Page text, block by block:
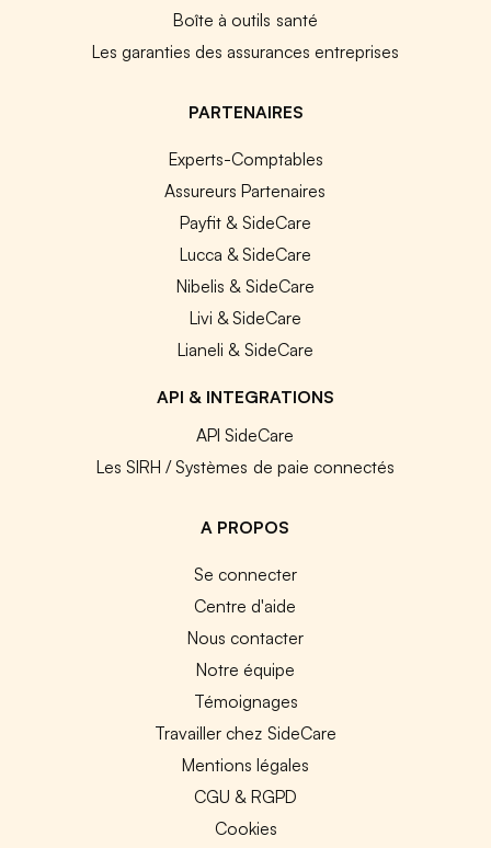
Boîte à outils santé
Les garanties des assurances entreprises
PARTENAIRES
Experts-Comptables
Assureurs Partenaires
Payfit & SideCare
Lucca & SideCare
Nibelis & SideCare
Livi & SideCare
Lianeli & SideCare
API & INTEGRATIONS
API SideCare
Les SIRH / Systèmes de paie connectés
A PROPOS
Se connecter
Centre d'aide
Nous contacter
Notre équipe
Témoignages
Travailler chez SideCare
Mentions légales
CGU & RGPD
Cookies